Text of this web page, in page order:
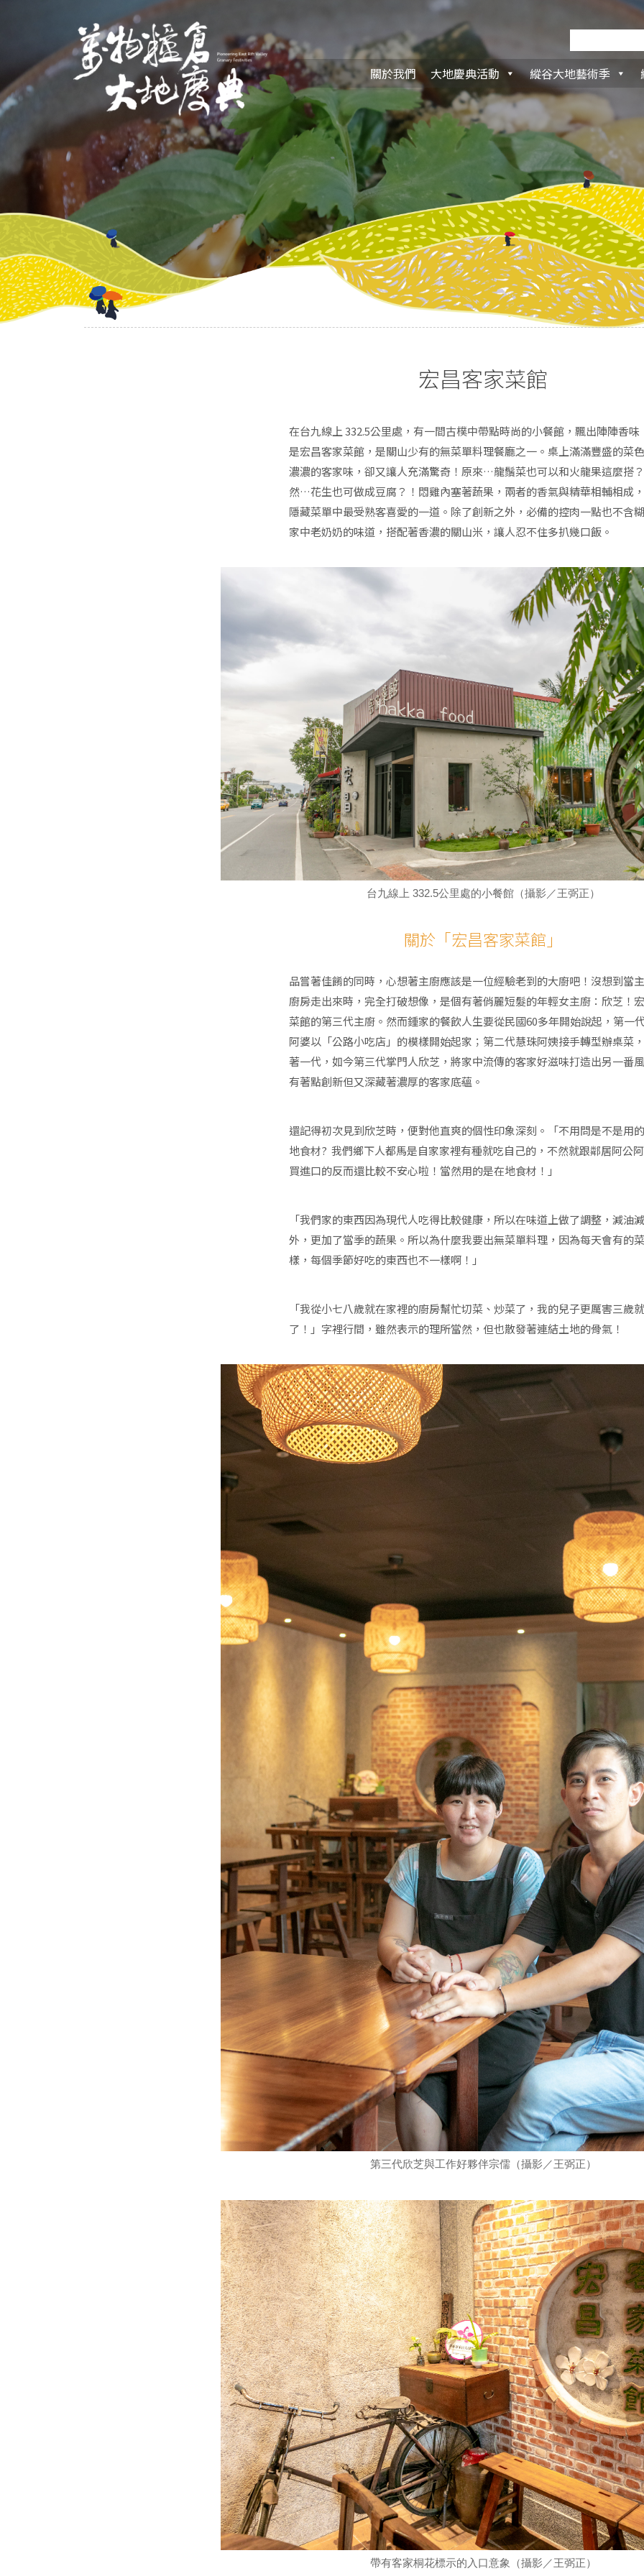
關於我們 大地慶典活動 縱谷大地藝術季
宏昌客家菜館
在台九線上 332.5公里處，有一間古樸中帶點時尚的小餐館，飄出陣陣香味
是宏昌客家菜館，是關山少有的無菜單料理餐廳之一。桌上滿滿豐盛的菜
濃濃的客家味，卻又讓人充滿驚奇！原來…龍鬚菜也可以和火龍果這麼搭
然…花生也可做成豆腐？！悶雞內塞著蔬果，兩者的香氣與精華相輔相成
隱藏菜單中最受熟客喜愛的一道。除了創新之外，必備的控肉一點也不含
家中老奶奶的味道，搭配著香濃的關山米，讓人忍不住多扒幾口飯。
台九線上 332.5公里處的小餐館（攝影／王弼正）
關於「宏昌客家菜館」
品嘗著佳餚的同時，心想著主廚應該是一位經驗老到的大廚吧！沒想到當
廚房走出來時，完全打破想像，是個有著俏麗短髮的年輕女主廚：欣芝！
菜館的第三代主廚。然而鍾家的餐飲人生要從民國60多年開始說起，第一
阿婆以「公路小吃店」的模樣開始起家；第二代慧珠阿姨接手轉型辦桌菜
著一代，如今第三代掌門人欣芝，將家中流傳的客家好滋味打造出另一番
有著點創新但又深藏著濃厚的客家底蘊。
還記得初次見到欣芝時，便對他直爽的個性印象深刻。
「不用問是不是用
地食材? 我們鄉下人都馬是自家家裡有種就吃自己的，不然就跟鄰居阿公
買進口的反而還比較不安心啦！當然用的是在地食材！」
「我們家的東西因為現代人吃得比較健康，所以在味道上做了調整，減油
外，更加了當季的蔬果。所以為什麼我要出無菜單料理，因為每天會有的
樣，每個季節好吃的東西也不一樣啊！」
「我從小七八歲就在家裡的廚房幫忙切菜、炒菜了，我的兒子更厲害三歲
了！」 字裡行間，雖然表示的理所當然，但也散發著連結土地的骨氣！
第三代欣芝與工作好夥伴宗儒（攝影／王弼正）
帶有客家桐花標示的入口意象（攝影／王弼正）